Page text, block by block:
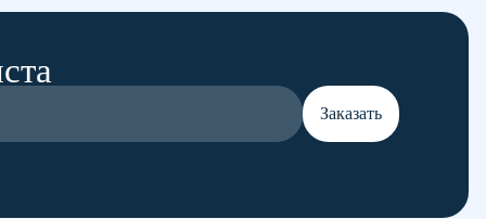
Заказать